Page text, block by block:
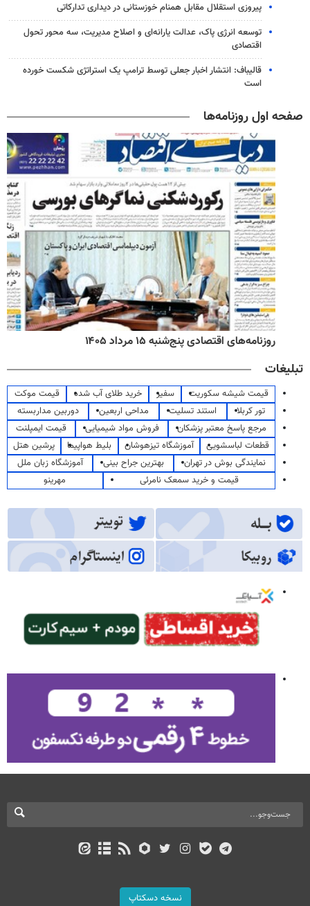
پیروزی استقلال مقابل همنام خوزستانی در دیداری تدارکاتی
توسعه انرژی پاک، عدالت یارانه‌ای و اصلاح مدیریت، سه محور تحول
اقتصادی
قالیباف: انتشار اخبار جعلی توسط ترامپ یک استراتژی شکست خورده
است
صفحه اول روزنامه‌ها
روزنامه‌های اقتصادی پنج‌شنبه ۱۵ مرداد ۱۴۰۵
تبلیغات
قیمت شیشه سکوریت سفیر خرید طلای آب شده
قیمت موکت
تور کربلا
استند تسلیت مداحی اربعین
دوربین مداربسته
مرجع پاسخ معتبر پزشکان
فروش مواد شیمیایی
قیمت ایمپلنت
قطعات لباسشویی
آموزشگاه تیزهوشان بلیط هواپیما
پرشین هتل
نمایندگی بوش در تهران
بهترین جراح بینی
آموزشگاه زبان ملل
قیمت و خرید سمعک نامرئی
مهرینو
نسخه دسکتاپ